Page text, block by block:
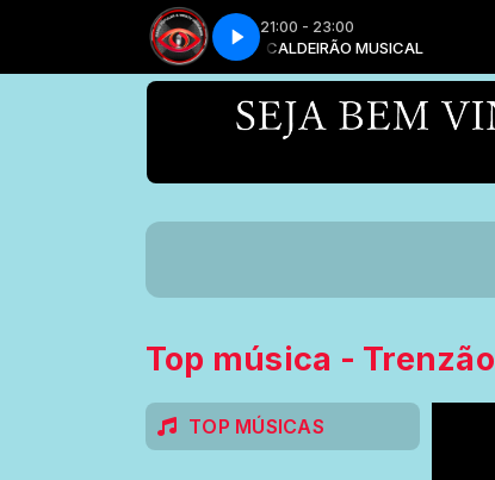
21:00 - 23:00
CALDEIRÃO MUSICAL CALDEIRÃO MUSICAL
Top música - Trenzão
TOP MÚSICAS